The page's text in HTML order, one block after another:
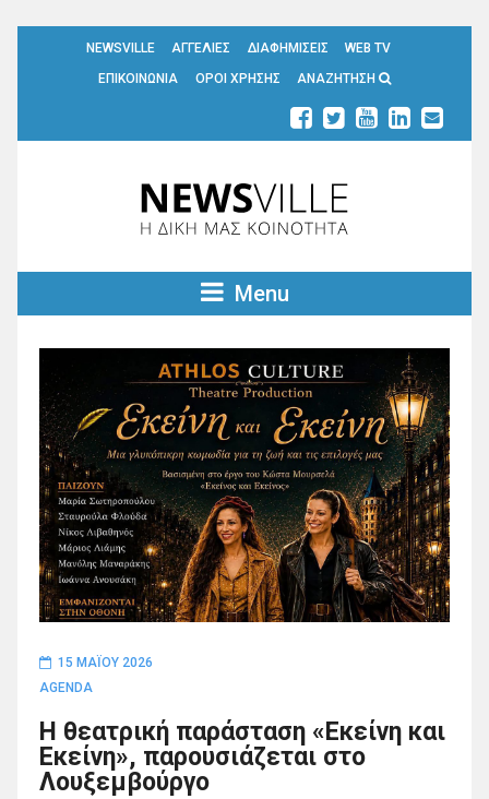
NEWSVILLE ΑΓΓΕΛΙΕΣ ΔΙΑΦΗΜΙΣΕΙΣ
WEB TV
ΕΠΙΚΟΙΝΩΝΙΑ
ΟΡΟΙ ΧΡΗΣΗΣ ΑΝΑΖΗΤΗΣΗ
Menu
15 ΜΑΪ́ΟΥ 2026
AGENDA
Η θεατρική παράσταση «Εκείνη και
Εκείνη», παρουσιάζεται στο
Λουξεμβούργο